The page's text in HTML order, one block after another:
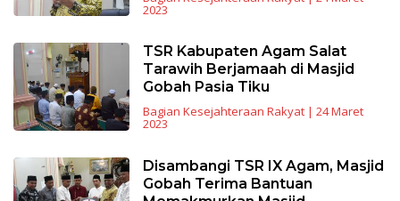
2023
TSR Kabupaten Agam Salat
Tarawih Berjamaah di Masjid
Gobah Pasia Tiku
Bagian Kesejahteraan Rakyat| 24 Maret
2023
Disambangi TSR IX Agam, Masjid
Gobah Terima Bantuan